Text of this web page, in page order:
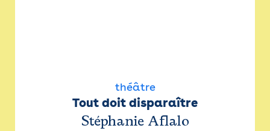
théâtre
Tout doit disparaître
Stéphanie Aflalo